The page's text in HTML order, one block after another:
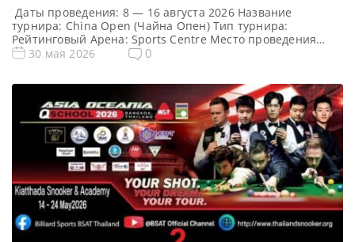
Даты проведения: 8 — 16 августа 2026 Название
турнира: China Open (Чайна Опен) Тип турнира:
Рейтинговый Арена: Sports Centre Место проведения
(населенный пункт, город, страна): Тайюань
предыдущего турнира: Нил Робертсон (2019) Турнирная
таблица China Open 2026: Чайна Опен 2026 cнукер —
турнирная сетка рейтингового […]
30 мая 2026 0